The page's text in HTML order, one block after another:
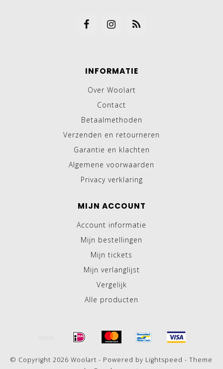
INFORMATIE
Over Woolart
Contact
Betaalmethoden
Verzenden en retourneren
Garantie en klachten
Algemene voorwaarden
Privacy verklaring
MIJN ACCOUNT
Account informatie
Mijn bestellingen
Mijn tickets
Mijn verlanglijst
Vergelijk
Alle producten
© Copyright 2026 Woolart - Powered by Lightspeed - Theme